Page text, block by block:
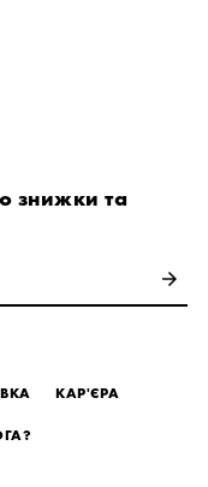
знижки та
arrow_forward
КАР'ЄРА